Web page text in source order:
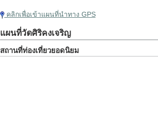
คลิกเพื่อเข้าแผนที่นำทาง GPS
แผนที่วัดศิริคงเจริญ
สถานที่ท่องเที่ยวยอดนิยม